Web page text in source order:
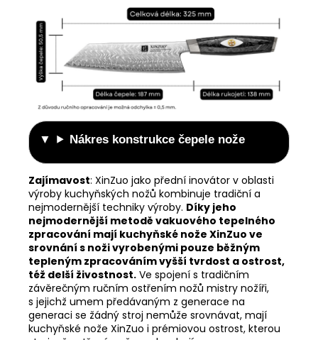
Nákres konstrukce čepele nože
Zajímavost: XinZuo jako přední inovátor v oblasti
výroby kuchyňských nožů kombinuje tradiční a
nejmodernější techniky výroby. Díky jeho
nejmodernější metodě vakuového tepelného
zpracování mají kuchyňské nože XinZuo ve
srovnání s noži vyrobenými pouze běžným
tepleným zpracováním vyšší tvrdost a ostrost,
též delší živostnost. Ve spojení s tradičním
závěrečným ručním ostřením nožů mistry nožíři,
s jejichž umem předávaným z generace na
generaci se žádný stroj nemůže srovnávat, mají
kuchyňské nože XinZuo i prémiovou ostrost, kterou